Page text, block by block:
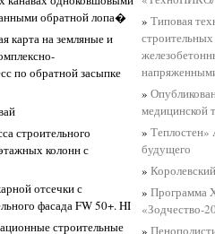
обратной лопа�
карта на земляные и
по обратной засыпке
строительного
колонн с
отсечки с
фасада FW 50+. HI
строительные
»Типовая
»
медицинской
»Теплостен»
будущего
»
»Программа
«Зодчество-
»